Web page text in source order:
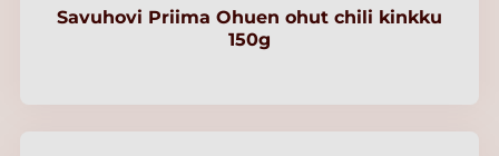
Savuhovi Priima Ohuen ohut chili kinkku
150g